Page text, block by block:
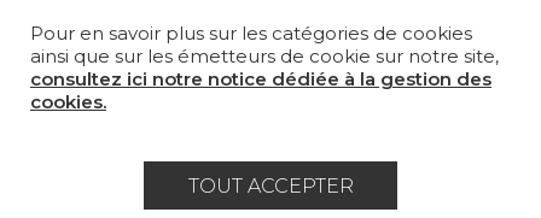
Politique générale de protection des
Pour en savoir plus sur les catégories de cookies
ainsi que sur les émetteurs de cookie sur notre site,
consultez ici notre notice dédiée à la gestion des
cookies.
TOUT ACCEPTER